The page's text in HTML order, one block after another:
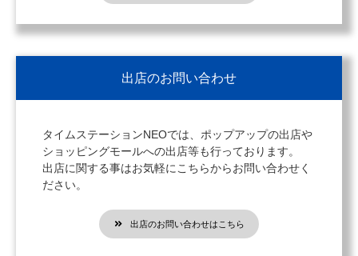
出店のお問い合わせ
タイムステーションNEOでは、ポップアップの出店や
ショッピングモールへの出店等も行っております。
出店に関する事はお気軽にこちらからお問い合わせく
ださい。
出店のお問い合わせはこちら